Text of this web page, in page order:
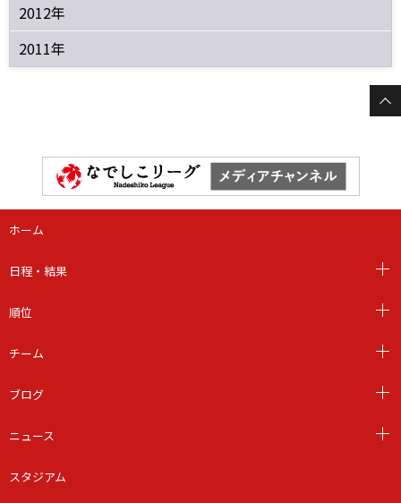
2012年
2011年
ホーム
日程・結果
順位
チーム
ブログ
ニュース
スタジアム